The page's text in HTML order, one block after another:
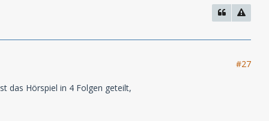
#27
das Hörspiel in 4 Folgen geteilt,